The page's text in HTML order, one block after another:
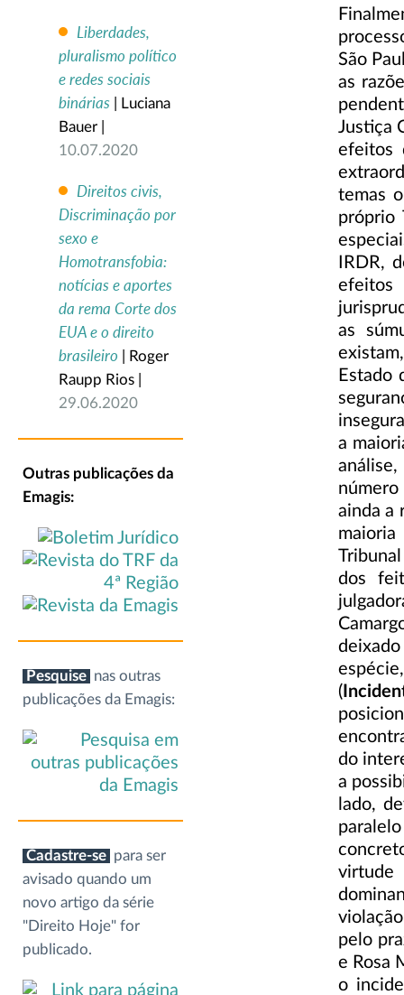
Liberdades,
pluralismo político
e redes sociais
binárias | Luciana
Bauer |
10.07.2020
Direitos civis,
Discriminação por
sexo e
Homotransfobia:
notícias e aportes
da rema Corte dos
EUA e o direito
brasileiro | Roger
Raupp Rios |
29.06.2020
Outras publicações da
Emagis:
Pesquise nas outras
publicações da Emagis:
Cadastre-se para ser
avisado quando um
novo artigo da série
"Direito Hoje" for
publicado.
São
as
Justiça
efeitos
temas
próprio
IRDR,
as
Estado
a
número
ainda a
dos
(
do
a
lado,
virtude
pelo
e Rosa
o